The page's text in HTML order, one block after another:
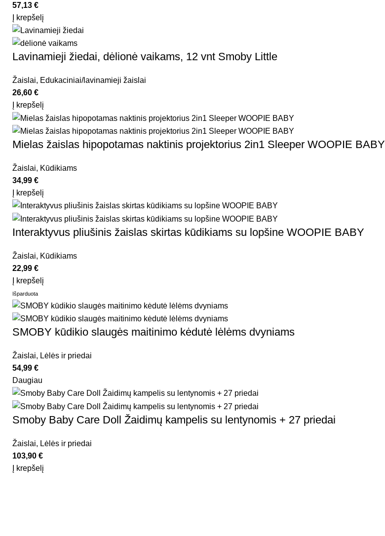
57,13 €
Į krepšelį
Lavinamieji žiedai, dėlionė vaikams, 12 vnt Smoby Little
Žaislai, Edukaciniai/lavinamieji žaislai
26,60 €
Į krepšelį
Mielas žaislas hipopotamas naktinis projektorius 2in1 Sleeper WOOPIE BABY
Žaislai, Kūdikiams
34,99 €
Į krepšelį
Interaktyvus pliušinis žaislas skirtas kūdikiams su lopšine WOOPIE BABY
Žaislai, Kūdikiams
22,99 €
Į krepšelį
Išparduota
SMOBY kūdikio slaugės maitinimo kėdutė lėlėms dvyniams
Žaislai, Lėlės ir priedai
54,99 €
Daugiau
Smoby Baby Care Doll Žaidimų kampelis su lentynomis + 27 priedai
Žaislai, Lėlės ir priedai
103,90 €
Į krepšelį